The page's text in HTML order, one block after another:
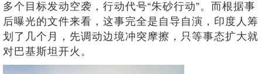
多个目标发动空袭，行动代号“朱砂行动”。而根据事
后曝光的文件来看，这事完全是自导自演，印度人筹
划了几个月，先调动边境冲突摩擦，只等事态扩大就
对巴基斯坦开火。